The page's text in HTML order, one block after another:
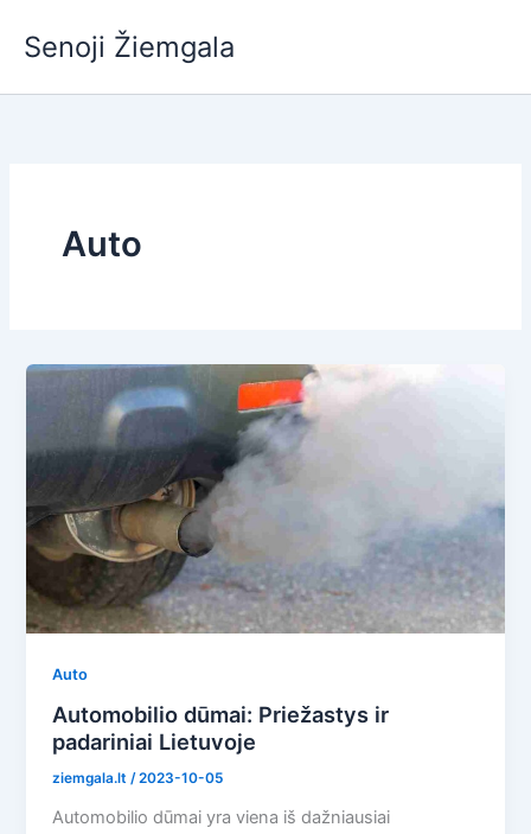
prieSenoji Žiemgala
Auto
Auto
Automobilio dūmai: Priežastys ir
padariniai Lietuvoje
ziemgala.lt/2023-10-05
Automobilio dūmai yra viena iš dažniausiai